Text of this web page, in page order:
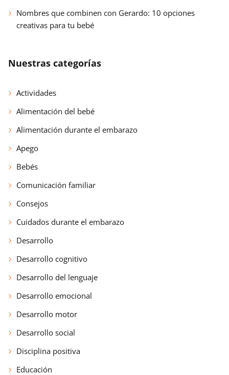
Nombres que combinen con Gerardo: 10 opciones
creativas para tu bebé
Nuestras categorías
Actividades
Alimentación del bebé
Alimentación durante el embarazo
Apego
Bebés
Comunicación familiar
Consejos
Cuidados durante el embarazo
Desarrollo
Desarrollo cognitivo
Desarrollo del lenguaje
Desarrollo emocional
Desarrollo motor
Desarrollo social
Disciplina positiva
Educación